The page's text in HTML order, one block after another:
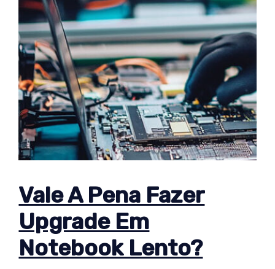
Vale A Pena Fazer
Upgrade Em
Notebook Lento?